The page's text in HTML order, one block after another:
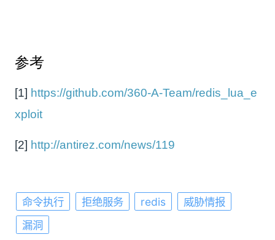
参考
[1] https://github.com/360-A-Team/redis_lua_e
xploit
[2] http://antirez.com/news/119
命令执行 拒绝服务 redis
威胁情报
漏洞